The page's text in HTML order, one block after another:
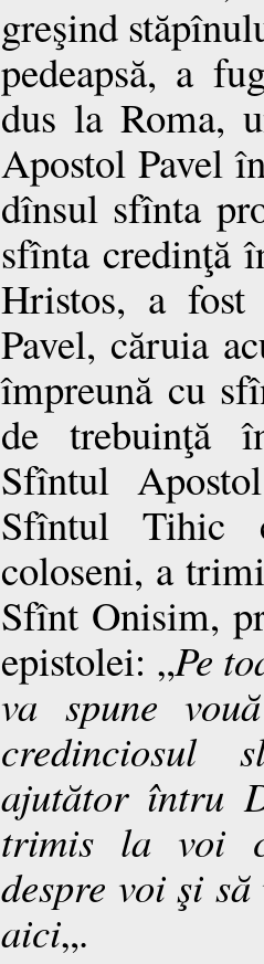
greşind
pedeapsă, a
dus la Roma,
Apostol Pavel
dînsul sfînta
sfînta credinţă
Hristos, a fost
Pavel, căruia
împreună cu
de trebuinţă
Sfîntul
Sfîntul Tihic
coloseni, a
Sfînt Onisim,
epistolei: „Pe
va spune
credinciosul
ajutător întru
trimis la voi
despre voi şi
aici„.